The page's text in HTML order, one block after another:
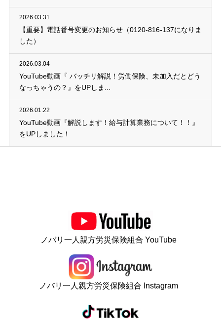
2026.03.31
【重要】電話番号変更のお知らせ（0120-816-137になりま
した）
2026.03.04
YouTube動画『 バッチリ解説！労働保険、未加入だとどう
なっちゃうの？』をUPしま...
2026.01.22
YouTube動画『解説します！給与計算業務について！！』
をUPしました！
ノバリ一人親方労災保険組合 YouTube
ノバリ一人親方労災保険組合 Instagram